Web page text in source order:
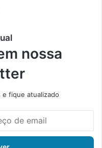
nossa
e fique atualizado